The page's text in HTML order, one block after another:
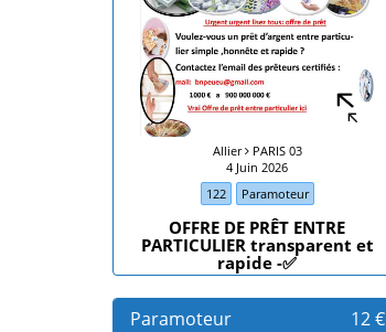
Allier PARIS 03
4 Juin 2026
122
Paramoteur
OFFRE DE PRÊT ENTRE
PARTICULIER transparent et
rapide -✅
Paramoteur 12 €